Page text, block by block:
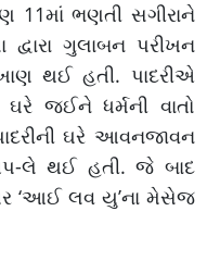
11માં ભણતી સગીરાને
ગુલાબન પરીખન
થઈ હતી. પાદરીએ
ઘરે જઈને ધર્મની વાતો
ઘરે આવનજાવન
લે થઈ હતી. જે બાદ
‘આઈ લવ યુ’ના મેસેજ